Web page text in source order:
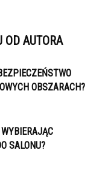
OD AUTORA
OBSZARACH?
SALONU?